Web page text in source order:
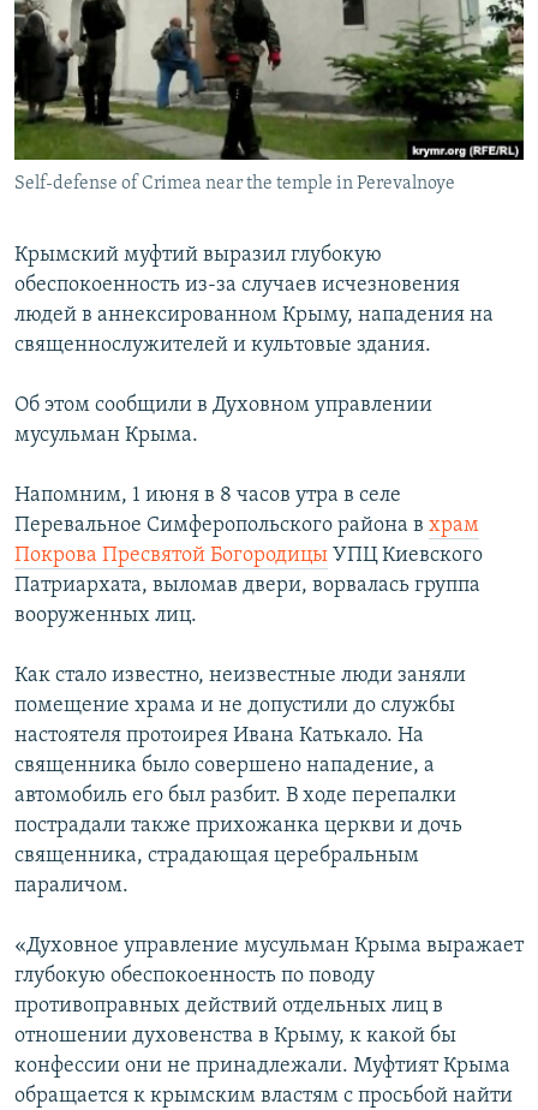
ПОБЕДИТЕЛЕЙ НЕ СУДЯТ?
КРЫМ.НЕПОКОРЕННЫЙ
ELIFBE
УКРАИНСКАЯ ПРОБЛЕМА КРЫМА
ПРИСОЕДИНЯЙТЕСЬ!
Все сайты RFE/RL
Self-defense of Crimea near the temple in Perevalnoye
Крымский муфтий выразил глубокую
обеспокоенность из-за случаев исчезновения
людей в аннексированном Крыму, нападения на
священнослужителей и культовые здания.
Об этом сообщили в Духовном управлении
мусульман Крыма.
Напомним, 1 июня в 8 часов утра в селе
Перевальное Симферопольского района в храм
Покрова Пресвятой Богородицы УПЦ Киевского
Патриархата, выломав двери, ворвалась группа
вооруженных лиц.
Как стало известно, неизвестные люди заняли
помещение храма и не допустили до службы
настоятеля протоирея Ивана Катькало. На
священника было совершено нападение, а
автомобиль его был разбит. В ходе перепалки
пострадали также прихожанка церкви и дочь
священника, страдающая церебральным
параличом.
«Духовное управление мусульман Крыма выражает
глубокую обеспокоенность по поводу
противоправных действий отдельных лиц в
отношении духовенства в Крыму, к какой бы
конфессии они не принадлежали. Муфтият Крыма
обращается к крымским властям с просьбой найти